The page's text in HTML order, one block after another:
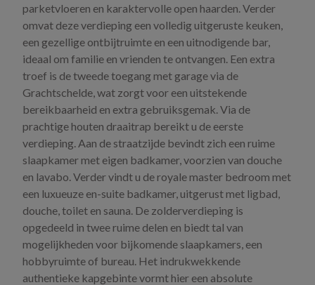
parketvloeren en karaktervolle open haarden. Verder
omvat deze verdieping een volledig uitgeruste keuken,
een gezellige ontbijtruimte en een uitnodigende bar,
ideaal om familie en vrienden te ontvangen. Een extra
troef is de tweede toegang met garage via de
Grachtschelde, wat zorgt voor een uitstekende
bereikbaarheid en extra gebruiksgemak. Via de
prachtige houten draaitrap bereikt u de eerste
verdieping. Aan de straatzijde bevindt zich een ruime
slaapkamer met eigen badkamer, voorzien van douche
en lavabo. Verder vindt u de royale master bedroom met
een luxueuze en-suite badkamer, uitgerust met ligbad,
douche, toilet en sauna. De zolderverdieping is
opgedeeld in twee ruime delen en biedt tal van
mogelijkheden voor bijkomende slaapkamers, een
hobbyruimte of bureau. Het indrukwekkende
authentieke kapgebinte vormt hier een absolute